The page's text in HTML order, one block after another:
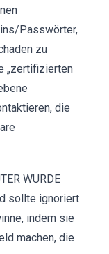
Passwörter,
zu
„zertifizierten
die
WURDE
sollte ignoriert
indem sie
machen, die